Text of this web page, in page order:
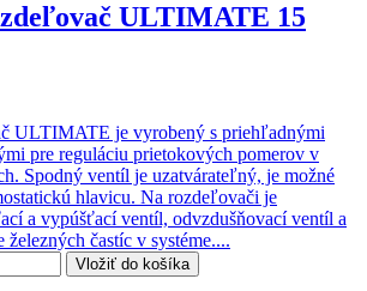
ULTIMATE 15
ULTIMATE je vyrobený s priehľadnými
pre reguláciu prietokových pomerov v
Spodný ventíl je uzatvárateľný, je možné
hlavicu. Na rozdeľovači je
a vypúšťací ventíl, odvzdušňovací ventíl a
železných častíc v systéme....
Vložiť do košíka